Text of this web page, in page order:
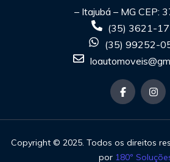
– Itajubá – MG CEP:
(35) 3621-
(35) 99252-
Copyright © 2025. Todos os direitos
por 180º